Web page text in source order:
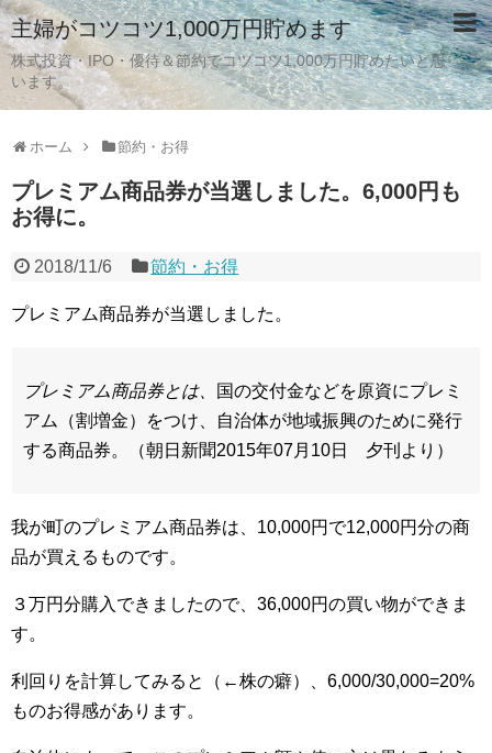
主婦がコツコツ1,000万円貯めます
株式投資・IPO・優待＆節約でコツコツ1,000万円貯めたいと思
います。
ホーム 節約・お得
プレミアム商品券が当選しました。6,000円も
お得に。
2018/11/6 節約・お得
プレミアム商品券が当選しました。
プレミアム商品券とは、
国の交付金などを原資にプレミ
アム（割増金）をつけ、自治体が地域振興のために発行
する商品券。
（朝日新聞2015年07月10日 夕刊より）
我が町のプレミアム商品券は、10,000円で12,000円分の商
品が買えるものです。
３万円分購入できましたので、36,000円の買い物ができま
す。
利回りを計算してみると（←株の癖）、6,000/30,000=20%
ものお得感があります。